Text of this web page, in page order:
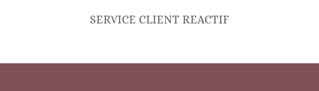
SERVICE CLIENT REACTIF